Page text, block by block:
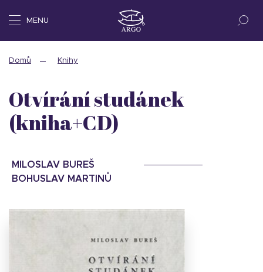
MENU
Domů Knihy
Otvírání studánek
(kniha+CD)
MILOSLAV BUREŠ
BOHUSLAV MARTINŮ